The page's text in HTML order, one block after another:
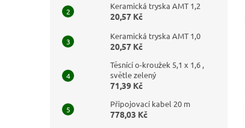
Keramická tryska AMT 1,2
20,57 Kč
Keramická tryska AMT 1,0
20,57 Kč
Těsnící o-kroužek 5,1 x 1,6 ,
světle zelený
71,39 Kč
Připojovací kabel 20 m
778,03 Kč